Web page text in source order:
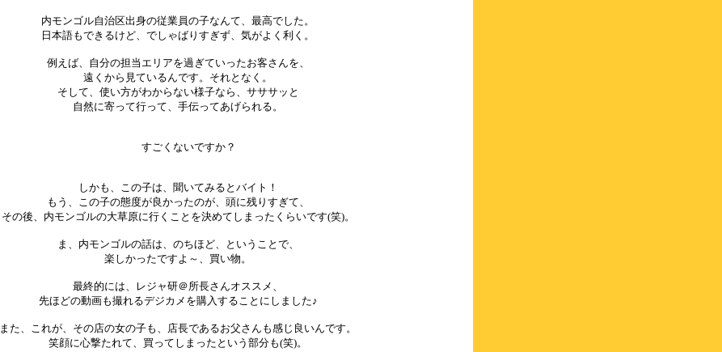
内モンゴル自治区出身の従業員の子なんて、最高でした。
日本語もできるけど、でしゃばりすぎず、気がよく利く。
例えば、自分の担当エリアを過ぎていったお客さんを、
遠くから見ているんです。それとなく。
そして、使い方がわからない様子なら、サササッと
自然に寄って行って、手伝ってあげられる。
すごくないですか？
しかも、この子は、聞いてみるとバイト！
もう、この子の態度が良かったのが、頭に残りすぎて、
その後、内モンゴルの大草原に行くことを決めてしまったくらいです(笑)。
ま、内モンゴルの話は、のちほど、ということで、
楽しかったですよ～、買い物。
最終的には、レジャ研＠所長さんオススメ、
先ほどの動画も撮れるデジカメを購入することにしました♪
また、これが、その店の女の子も、店長であるお父さんも感じ良いんです。
笑顔に心撃たれて、買ってしまったという部分も(笑)。